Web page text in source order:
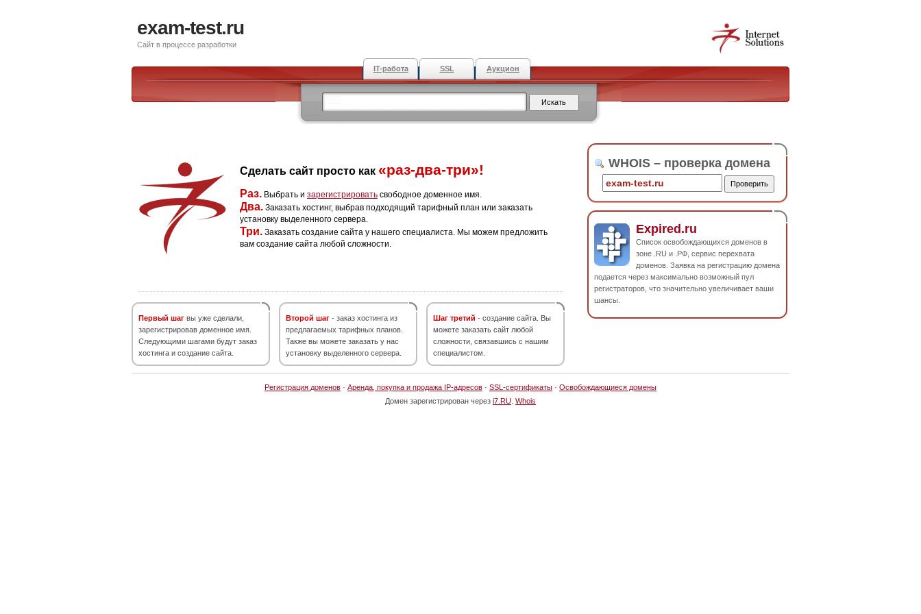
exam-test.ru
Сайт в процессе разработки
IT-работа SSL Аукцион
Сделать сайт просто как «раз-два-три»!
Раз. Выбрать и зарегистрировать свободное доменное имя.
Два. Заказать хостинг, выбрав подходящий тарифный план или заказать
установку выделенного сервера.
Три. Заказать создание сайта у нашего специалиста. Мы можем предложить
вам создание сайта любой сложности.
Первый шаг вы уже сделали,
зарегистрировав доменное имя.
Следующими шагами будут заказ
хостинга и создание сайта.
Второй шаг - заказ хостинга из
предлагаемых тарифных планов.
Также вы можете заказать у нас
установку выделенного сервера.
Шаг третий - создание сайта. Вы
можете заказать сайт любой
сложности, связавшись с нашим
специалистом.
WHOIS – проверка домена
Expired.ru
Список освобождающихся доменов в
зоне .RU и .РФ, сервис перехвата
доменов. Заявка на регистрацию домена
подается через максимально возможный пул
регистраторов, что значительно увеличивает ваши
шансы.
Регистрация доменов · Аренда, покупка и продажа IP-адресов · SSL-сертификаты · Освобождающиеся домены
Домен зарегистрирован через i7.RU Whois